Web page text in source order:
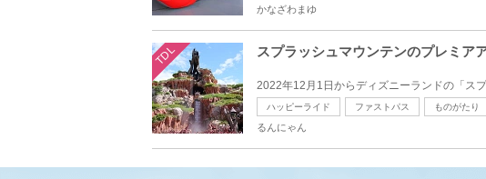
かなざわまゆ
TDL スプラッシュマウンテンのプレミア
2022年12月1日からディズニーランドの「ス
ハッピーライド ファストパス ものがたり
るんにゃん